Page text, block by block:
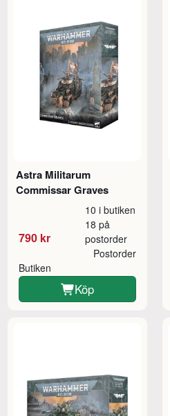
Astra Militarum
Commissar Graves
790 kr
10 i butiken
18 på
postorder
Butiken
Postorder
Köp